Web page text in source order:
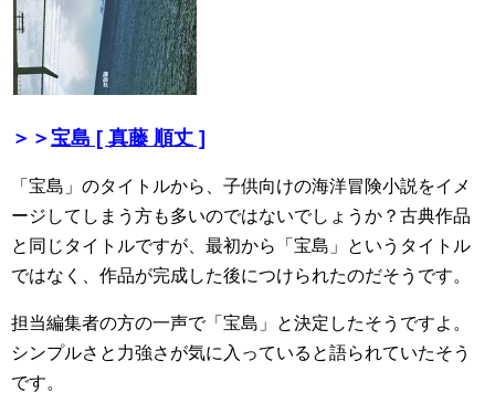
＞＞宝島 [ 真藤 順丈 ]
「宝島」のタイトルから、子供向けの海洋冒険小説をイメ
ージしてしまう方も多いのではないでしょうか？古典作品
と同じタイトルですが、最初から「宝島」というタイトル
ではなく、作品が完成した後につけられたのだそうです。
担当編集者の方の一声で「宝島」と決定したそうですよ。
シンプルさと力強さが気に入っていると語られていたそう
です。